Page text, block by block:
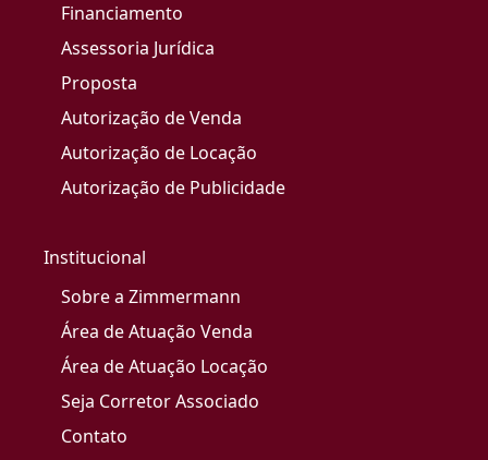
Financiamento
Assessoria Jurídica
Proposta
Autorização de Venda
Autorização de Locação
Autorização de Publicidade
Institucional
Sobre a Zimmermann
Área de Atuação Venda
Área de Atuação Locação
Seja Corretor Associado
Contato